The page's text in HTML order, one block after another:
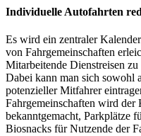
Individuelle Autofahrten
Es wird ein zentraler
von Fahrgemeinschaften
Mitarbeitende Dienstreisen
Dabei kann man sich sowohl
potenzieller Mitfahrer
Fahrgemeinschaften wird der
bekanntgemacht, Parkplätze
Biosnacks für Nutzende der